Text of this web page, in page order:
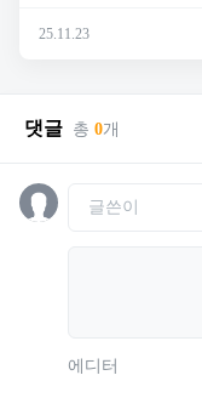
25.11.23
댓글 총 0개
에디터